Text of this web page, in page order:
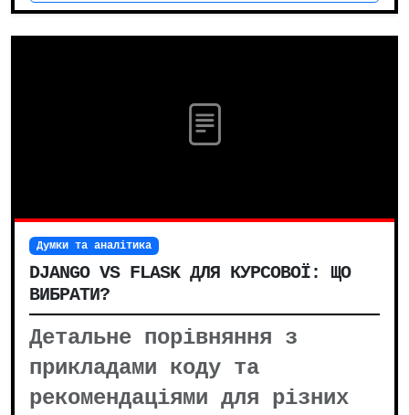
Думки та аналітика
DJANGO VS FLASK ДЛЯ КУРСОВОЇ: ЩО
ВИБРАТИ?
Детальне порівняння з
прикладами коду та
рекомендаціями для різних